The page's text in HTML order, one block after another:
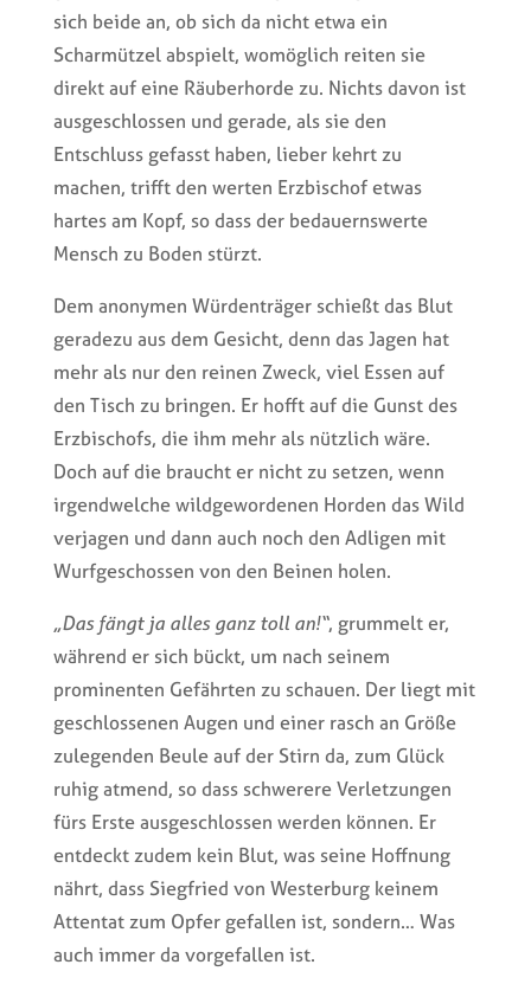
sich beide an, ob sich da nicht etwa ein
Scharmützel abspielt, womöglich reiten sie
direkt auf eine Räuberhorde zu. Nichts davon ist
ausgeschlossen und gerade, als sie den
Entschluss gefasst haben, lieber kehrt zu
machen, trifft den werten Erzbischof etwas
hartes am Kopf, so dass der bedauernswerte
Mensch zu Boden stürzt.
Dem anonymen Würdenträger schießt das Blut
geradezu aus dem Gesicht, denn das Jagen hat
mehr als nur den reinen Zweck, viel Essen auf
den Tisch zu bringen. Er hofft auf die Gunst des
Erzbischofs, die ihm mehr als nützlich wäre.
Doch auf die braucht er nicht zu setzen, wenn
irgendwelche wildgewordenen Horden das Wild
verjagen und dann auch noch den Adligen mit
Wurfgeschossen von den Beinen holen.
„Das fängt ja alles ganz toll an!“, grummelt er,
während er sich bückt, um nach seinem
prominenten Gefährten zu schauen. Der liegt mit
geschlossenen Augen und einer rasch an Größe
zulegenden Beule auf der Stirn da, zum Glück
ruhig atmend, so dass schwerere Verletzungen
fürs Erste ausgeschlossen werden können. Er
entdeckt zudem kein Blut, was seine Hoffnung
nährt, dass Siegfried von Westerburg keinem
Attentat zum Opfer gefallen ist, sondern… Was
auch immer da vorgefallen ist.